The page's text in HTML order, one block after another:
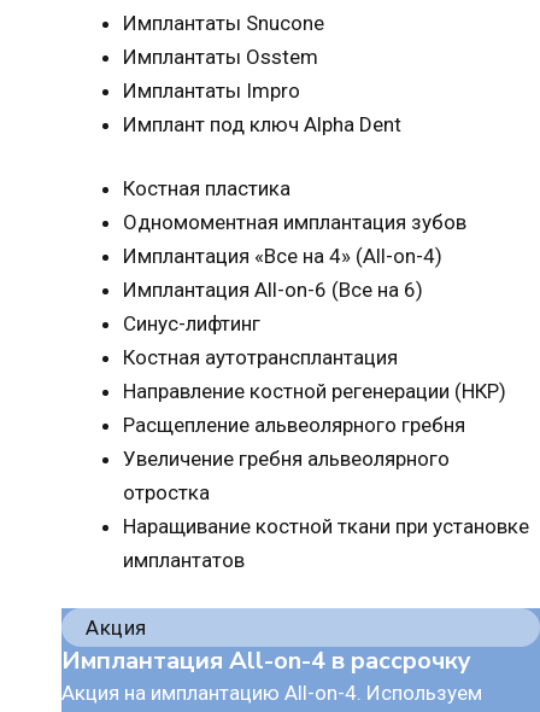
Имплантаты Snucone
Имплантаты Osstem
Имплантаты Impro
Имплант под ключ Alpha Dent
Костная пластика
Одномоментная имплантация зубов
Имплантация «Все на 4» (All-on-4)
Имплантация All-on-6 (Все на 6)
Синус-лифтинг
Костная аутотрансплантация
Направление костной регенерации (НКР)
Расщепление альвеолярного гребня
Увеличение гребня альвеолярного
отростка
Наращивание костной ткани при установке
имплантатов
Акция
Имплантация All-on-4 в рассрочку
Акция на имплантацию All-on-4. Используем